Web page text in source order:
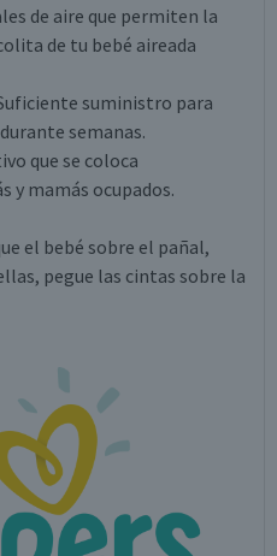
de aire que permiten la
de tu bebé aireada
suministro para
semanas.
que se coloca
y mamás ocupados.
el bebé sobre el pañal,
pegue las cintas sobre la